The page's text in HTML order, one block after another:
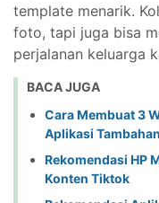
template menarik.
foto, tapi juga bisa
perjalanan keluarga
BACA JUGA
Cara Membuat 3
Aplikasi Tambahan
Rekomendasi HP
Konten Tiktok